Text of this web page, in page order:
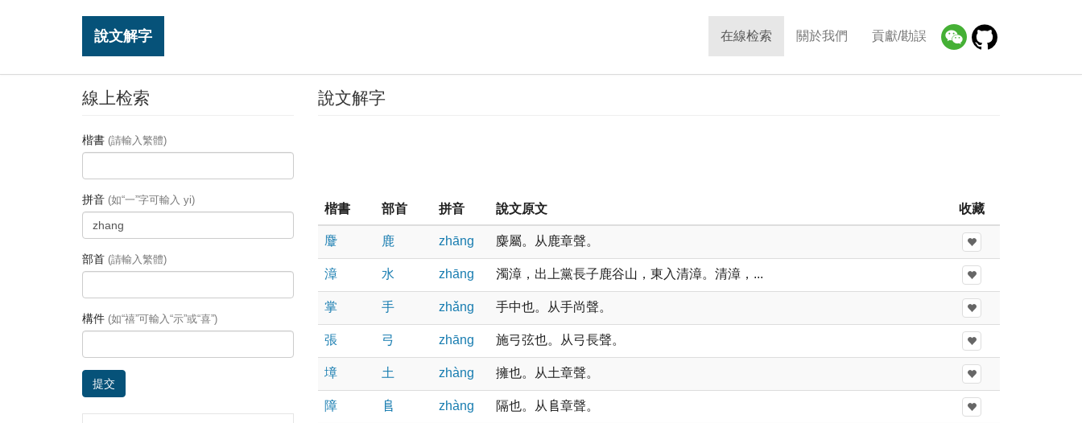
說文解字 在線检索 關於我們 貢獻/勘誤
說文解字
楷書 部首 拼音 說文原文 收藏
麞 鹿 zhānɡ 麋屬。从鹿章聲。
漳 水 zhānɡ 濁漳，出上黨長子鹿谷山，東入清漳。清漳，...
掌 手 zhǎnɡ 手中也。从手尚聲。
張 弓 zhānɡ 施弓弦也。从弓長聲。
墇 土 zhànɡ 擁也。从土章聲。
障 𨸏 zhànɡ 隔也。从𨸏章聲。
線上检索
楷書 (請輸入繁體)
拼音 (如“一”字可輸入 yi)
部首 (請輸入繁體)
構件 (如“禧”可輸入“示”或“喜”)
提交